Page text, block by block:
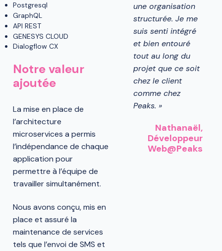
Postgresql
GraphQL
API REST
GENESYS CLOUD
Dialogflow CX
Notre valeur
ajoutée
La mise en place de
l’architecture
microservices a permis
l’indépendance de chaque
application pour
permettre à l’équipe de
travailler simultanément.
Nous avons conçu, mis en
place et assuré la
maintenance de services
tels que l’envoi de SMS et
une organisation
structurée. Je me
suis senti intégré
et bien entouré
tout au long du
projet que ce soit
chez le client
comme chez
Peaks. »
Nathanaël,
Développeur
Web@Peaks